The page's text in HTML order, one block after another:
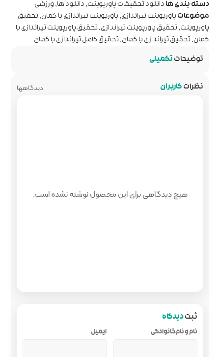
,دانلود ها,ورزشی
تیراندازی با کمان,تحقیق
,تحقیق پاورپوینت تیراندازی با
کامل تیراندازی با کمان
محصول نوشته نشده است.
ایمیل